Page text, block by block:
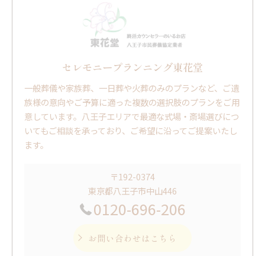
セレモニープランニング東花堂
一般葬儀や家族葬、一日葬や火葬のみのプランなど、ご遺
族様の意向やご予算に適った複数の選択肢のプランをご用
意しています。八王子エリアで最適な式場・斎場選びにつ
いてもご相談を承っており、ご希望に沿ってご提案いたし
ます。
〒192-0374
東京都八王子市中山446
0120-696-206
お問い合わせはこちら